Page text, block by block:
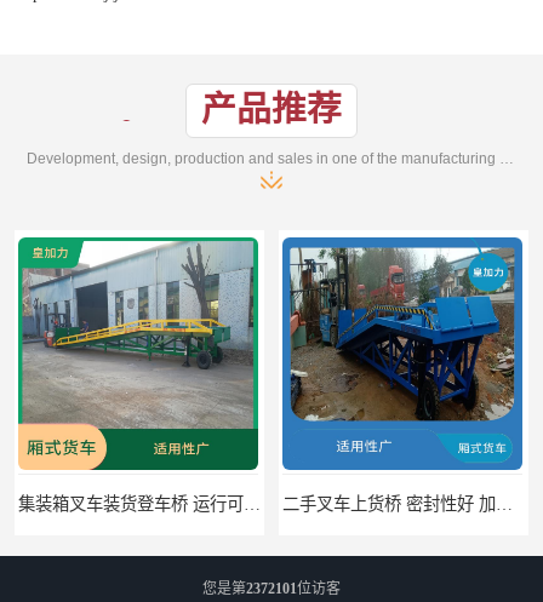
产品推荐
您是第2372101位访客